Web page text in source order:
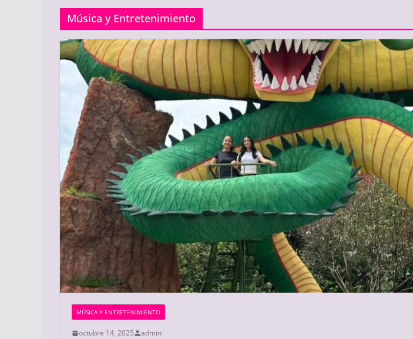
Música y Entretenimiento
MÚSICA Y ENTRETENIMIENTO
octubre 14, 2025 admin